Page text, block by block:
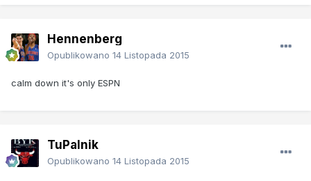
Hennenberg
Opublikowano 14 Listopada 2015
calm down it's only ESPN
TuPalnik
Opublikowano 14 Listopada 2015